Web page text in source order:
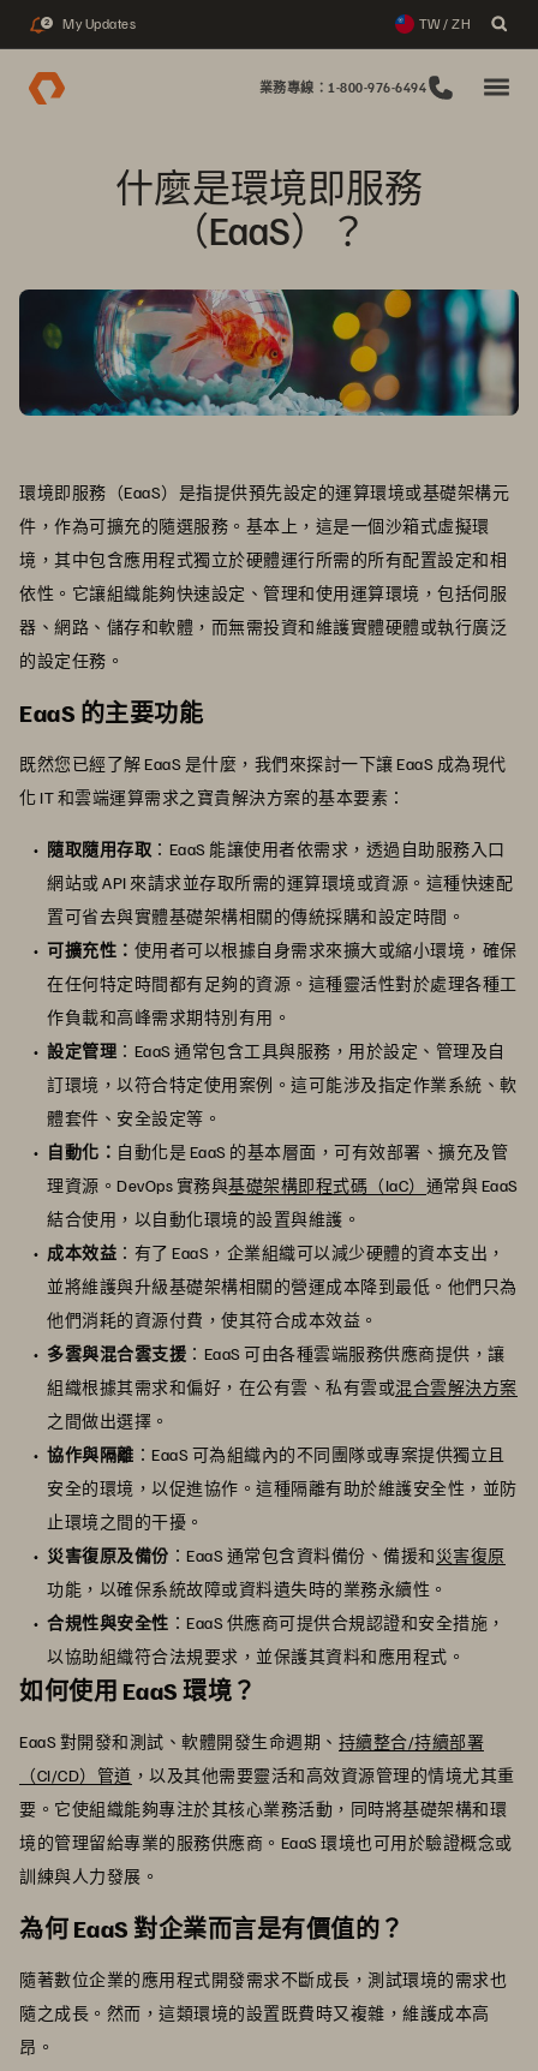
2 My Updates TW / ZH
業務專線：1-800-976-6494
什麼是環境即服務
（EaaS）？
環境即服務（EaaS）是指提供預先設定的運算環境或基礎架構元
件，作為可擴充的隨選服務。基本上，這是一個沙箱式虛擬環
境，其中包含應用程式獨立於硬體運行所需的所有配置設定和相
依性。它讓組織能夠快速設定、管理和使用運算環境，包括伺服
器、網路、儲存和軟體，而無需投資和維護實體硬體或執行廣泛
的設定任務。
EaaS 的主要功能
既然您已經了解 EaaS 是什麼，我們來探討一下讓 EaaS 成為現代
化 IT 和雲端運算需求之寶貴解決方案的基本要素：
隨取隨用存取 ：EaaS 能讓使用者依需求，透過自助服務入口
網站或 API 來請求並存取所需的運算環境或資源。這種快速配
置可省去與實體基礎架構相關的傳統採購和設定時間。
可擴充性： 使用者可以根據自身需求來擴大或縮小環境，確保
在任何特定時間都有足夠的資源。這種靈活性對於處理各種工
作負載和高峰需求期特別有用。
設定管理 ：EaaS 通常包含工具與服務，用於設定、管理及自
訂環境，以符合特定使用案例。這可能涉及指定作業系統、軟
體套件、安全設定等。
自動化： 自動化是 EaaS 的基本層面，可有效部署、擴充及管
理資源。DevOps 實務與基礎架構即程式碼（IaC） 通常與 EaaS
結合使用，以自動化環境的設置與維護。
成本效益 ：有了 EaaS，企業組織可以減少硬體的資本支出，
並將維護與升級基礎架構相關的營運成本降到最低。他們只為
他們消耗的資源付費，使其符合成本效益。
多雲與混合雲支援 ：EaaS 可由各種雲端服務供應商提供，讓
組織根據其需求和偏好，在公有雲、私有雲或混合雲解決方案
之間做出選擇。
協作與隔離 ：EaaS 可為組織內的不同團隊或專案提供獨立且
安全的環境，以促進協作。這種隔離有助於維護安全性，並防
止環境之間的干擾。
災害復原及備份 ：EaaS 通常包含資料備份、備援和災害復原
功能，以確保系統故障或資料遺失時的業務永續性。
合規性與安全性 ：EaaS 供應商可提供合規認證和安全措施，
以協助組織符合法規要求，並保護其資料和應用程式。
如何使用 EaaS 環境？
EaaS 對開發和測試、軟體開發生命週期、 持續整合/持續部署
（CI/CD）管道 ，以及其他需要靈活和高效資源管理的情境尤其重
要。它使組織能夠專注於其核心業務活動，同時將基礎架構和環
境的管理留給專業的服務供應商。EaaS 環境也可用於驗證概念或
訓練與人力發展。
為何 EaaS 對企業而言是有價值的？
隨著數位企業的應用程式開發需求不斷成長，測試環境的需求也
隨之成長。然而，這類環境的設置既費時又複雜，維護成本高
昂。